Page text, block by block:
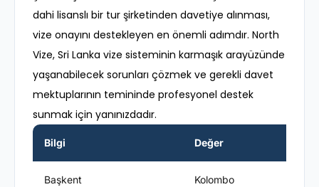
dahi lisanslı bir tur şirketinden davetiye alınması,
vize onayını destekleyen en önemli adımdır. North
Vize, Sri Lanka vize sisteminin karmaşık arayüzünde
yaşanabilecek sorunları çözmek ve gerekli davet
mektuplarının temininde profesyonel destek
sunmak için yanınızdadır.
Bilgi Değer
Başkent Kolombo